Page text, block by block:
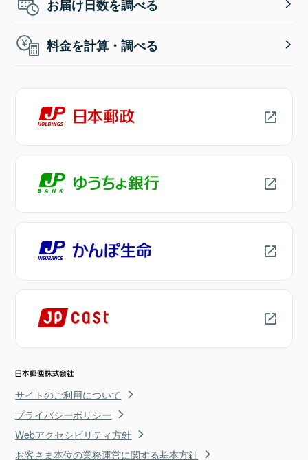
お届け日数を調べる
料金を計算・調べる
サイトのご利用について
プライバシーポリシー
Webアクセシビリティ方針
お客さま本位の業務運営に関する基本方針